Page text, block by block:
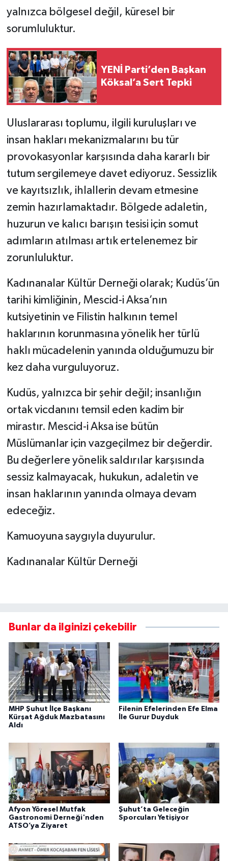
yalnızca bölgesel değil, küresel bir
sorumluluktur.
YENİ Parti’den Başkan
Köksal’a Sert Tepki
Uluslararası toplumu, ilgili kuruluşları ve
insan hakları mekanizmalarını bu tür
provokasyonlar karşısında daha kararlı bir
tutum sergilemeye davet ediyoruz. Sessizlik
ve kayıtsızlık, ihlallerin devam etmesine
zemin hazırlamaktadır. Bölgede adaletin,
huzurun ve kalıcı barışın tesisi için somut
adımların atılması artık ertelenemez bir
zorunluluktur.
Kadınanalar Kültür Derneği olarak; Kudüs’ün
tarihi kimliğinin, Mescid-i Aksa’nın
kutsiyetinin ve Filistin halkının temel
haklarının korunmasına yönelik her türlü
haklı mücadelenin yanında olduğumuzu bir
kez daha vurguluyoruz.
Kudüs, yalnızca bir şehir değil; insanlığın
ortak vicdanını temsil eden kadim bir
mirastır. Mescid-i Aksa ise bütün
Müslümanlar için vazgeçilmez bir değerdir.
Bu değerlere yönelik saldırılar karşısında
sessiz kalmayacak, hukukun, adaletin ve
insan haklarının yanında olmaya devam
edeceğiz.
Kamuoyuna saygıyla duyurulur.
Kadınanalar Kültür Derneği
Bunlar da ilginizi çekebilir
MHP Şuhut İlçe Başkanı
Kürşat Ağduk Mazbatasını
Aldı
Filenin Efelerinden Efe Elma
İle Gurur Duyduk
Afyon Yöresel Mutfak
Gastronomi Derneği'nden
ATSO’ya Ziyaret
Şuhut’ta Geleceğin
Sporcuları Yetişiyor